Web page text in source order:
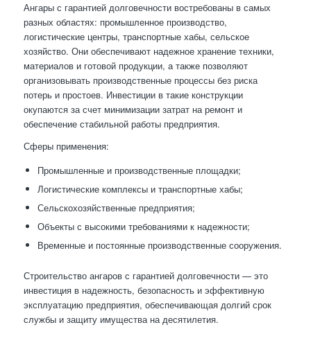
Ангары с гарантией долговечности востребованы в самых
разных областях: промышленное производство,
логистические центры, транспортные хабы, сельское
хозяйство. Они обеспечивают надежное хранение техники,
материалов и готовой продукции, а также позволяют
организовывать производственные процессы без риска
потерь и простоев. Инвестиции в такие конструкции
окупаются за счет минимизации затрат на ремонт и
обеспечение стабильной работы предприятия.
Сферы применения:
Промышленные и производственные площадки;
Логистические комплексы и транспортные хабы;
Сельскохозяйственные предприятия;
Объекты с высокими требованиями к надежности;
Временные и постоянные производственные сооружения.
Строительство ангаров с гарантией долговечности — это
инвестиция в надежность, безопасность и эффективную
эксплуатацию предприятия, обеспечивающая долгий срок
службы и защиту имущества на десятилетия.